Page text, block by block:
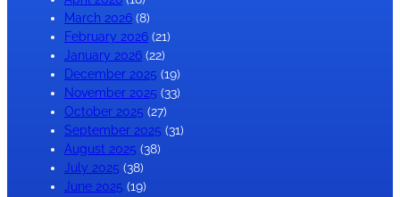
March 2026 (8)
February 2026 (21)
January 2026 (22)
December 2025 (19)
November 2025 (33)
October 2025 (27)
September 2025 (31)
August 2025 (38)
July 2025 (38)
June 2025 (19)